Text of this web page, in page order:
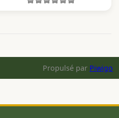
Propulsé par Piwigo